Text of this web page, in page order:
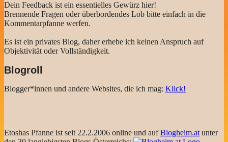
Dein Feedback ist ein essentielles Gewürz hier!
Brennende Fragen oder überbordendes Lob bitte einfach in die
Kommentarpfanne werfen.
Es ist ein privates Blog, daher erhebe ich keinen Anspruch auf
Objektivität oder Vollständigkeit.
Blogroll
Blogger*innen und andere Websites, die ich mag: Klick!
Etoshas Pfanne ist seit 22.2.2006 online und aufBlogheim.at unter